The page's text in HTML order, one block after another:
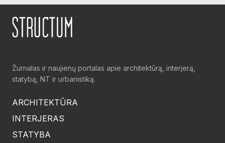
Žurnalas ir naujienų portalas apie architektūrą, interjerą,
statybą, NT ir urbanistiką.
ARCHITEKTŪRA
INTERJERAS
STATYBA